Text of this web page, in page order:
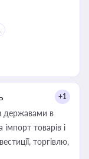
+1
державами в
товарів і
торгівлю,